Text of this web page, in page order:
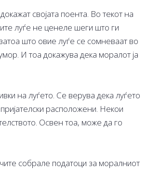
својата поента. Во текот на
луѓе не ценеле шеги што ги
што овие луѓе се сомневаат во
И тоа докажува дека моралот ја
на луѓето. Се верува дека луѓето
расположени. Некои
Освен тоа, може да го
собрале податоци за моралниот